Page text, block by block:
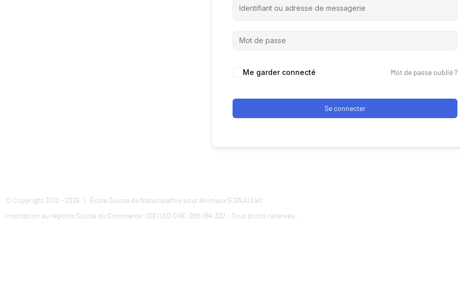
Alternative:
Me garder connecté Mot de passe oublié ?
Se connecter
© Copyright 2012 - 2026 | École Suisse de Naturopathie pour Animaux (ESNA) Sàrl
Inscription au registre Suisse du Commerce: IDE/UID CHE-299-194.322 - Tous droits réservés.